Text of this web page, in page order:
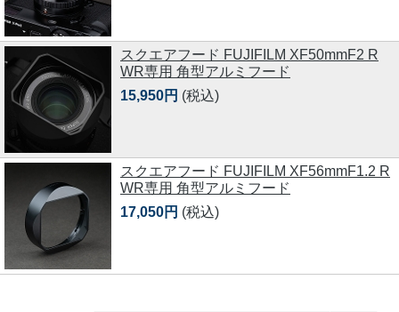
スクエアフード FUJIFILM XF50mmF2 R
WR専用 角型アルミフード
15,950円 (税込)
スクエアフード FUJIFILM XF56mmF1.2 R
WR専用 角型アルミフード
17,050円 (税込)